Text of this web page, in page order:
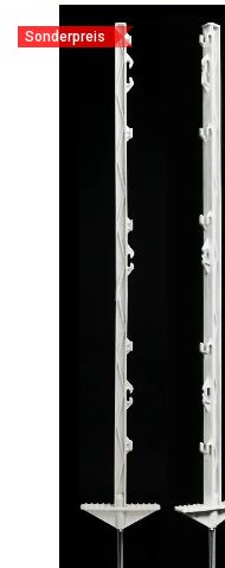
Sonderpreis